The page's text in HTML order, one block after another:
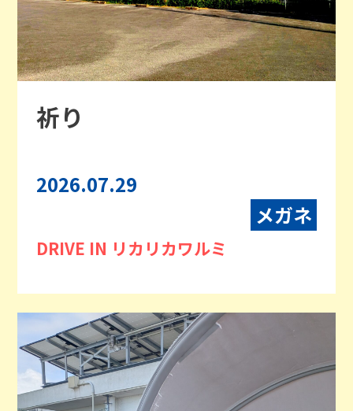
祈り
2026.07.29
メガネ
DRIVE IN リカリカワルミ